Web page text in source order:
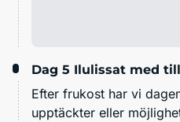
Dag 5 Ilulissat med
Efter frukost har vi
upptäckter eller